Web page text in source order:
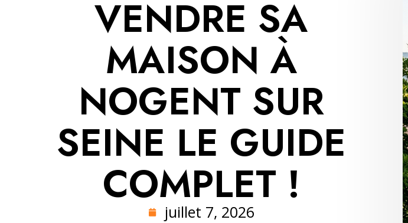
VENDRE SA
MAISON À
NOGENT SUR
SEINE LE GUIDE
COMPLET !
juillet 7, 2026